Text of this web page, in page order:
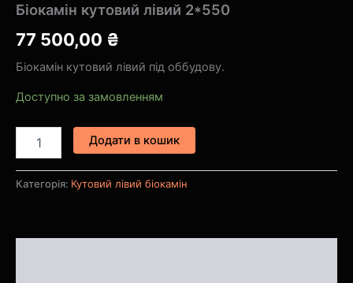
Біокамін кутовий лівий 2*550
77 500,00 ₴
Біокамін кутовий лівий під оббудову.
Доступно за замовленням
Додати в кошик
Категорія: Кутовий лівий біокамін